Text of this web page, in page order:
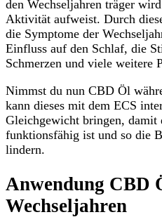
den Wechseljahren träger
Aktivität aufweist. Durch
die Symptome der
Einfluss auf den Schlaf, die
Schmerzen und viele weitere
Nimmst du nun CBD Öl
kann dieses mit dem ECS
Gleichgewicht bringen, damit
funktionsfähig ist und so die
lindern.
Anwendung CBD
Wechseljahren